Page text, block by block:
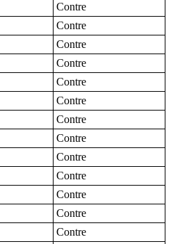
Contre
Contre
Contre
Contre
Contre
Contre
Contre
Contre
Contre
Contre
Contre
Contre
Contre